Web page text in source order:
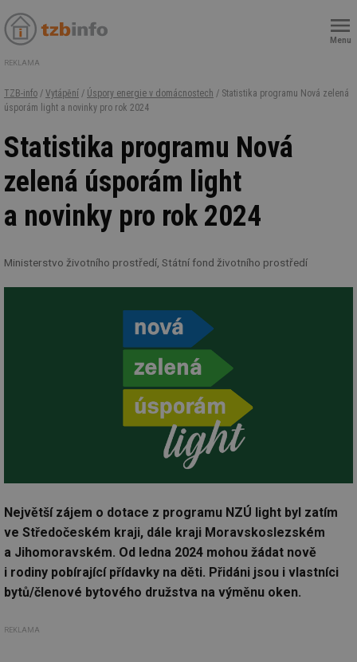
Menu
REKLAMA
TZB-info / Vytápění / Úspory energie v domácnostech / Statistika programu Nová zelená
úsporám light a novinky pro rok 2024
Statistika programu Nová
zelená úsporám light
a novinky pro rok 2024
Ministerstvo životního prostředí, Státní fond životního prostředí
Největší zájem o dotace z programu NZÚ light byl zatím
ve Středočeském kraji, dále kraji Moravskoslezském
a Jihomoravském. Od ledna 2024 mohou žádat nově
i rodiny pobírající přídavky na děti. Přidáni jsou i vlastníci
bytů/členové bytového družstva na výměnu oken.
REKLAMA